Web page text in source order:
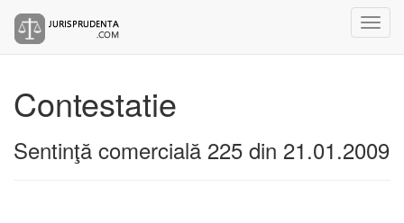
Contestatie
Sentinţă comercială 225 din 21.01.2009